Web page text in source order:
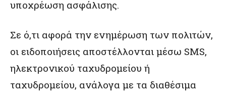
υποχρέωση ασφάλισης.
Σε ό,τι αφορά την ενημέρωση των πολιτών,
οι ειδοποιήσεις αποστέλλονται μέσω SMS,
ηλεκτρονικού ταχυδρομείου ή
ταχυδρομείου, ανάλογα με τα διαθέσιμα